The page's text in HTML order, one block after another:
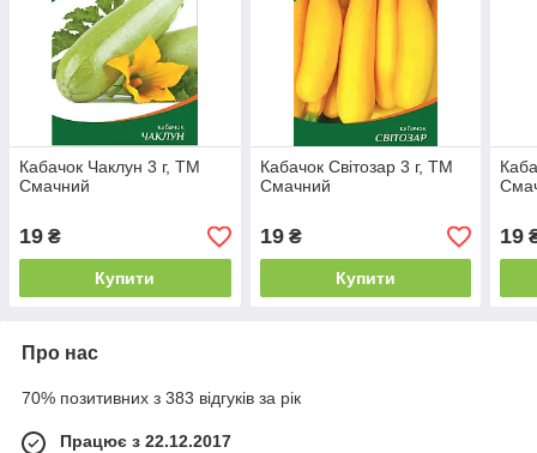
Кабачок Чаклун 3 г, ТМ
Смачний
19 ₴
Купити
Кабачок Світозар 3 г, ТМ
Смачний
19₴
Купити
19
Про нас
70% позитивних з 383 відгуків за рік
Працює з 22.12.2017